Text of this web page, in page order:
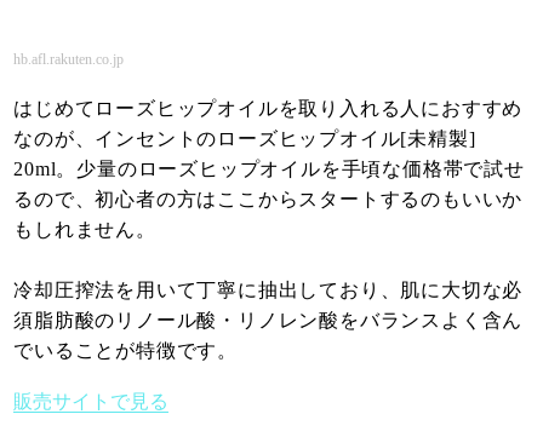
hb.afl.rakuten.co.jp
はじめてローズヒップオイルを取り入れる人におすすめ
なのが、インセントのローズヒップオイル[未精製]
20ml。少量のローズヒップオイルを手頃な価格帯で試せ
るので、初心者の方はここからスタートするのもいいか
もしれません。
冷却圧搾法を用いて丁寧に抽出しており、肌に大切な必
須脂肪酸のリノール酸・リノレン酸をバランスよく含ん
でいることが特徴です。
販売サイトで見る